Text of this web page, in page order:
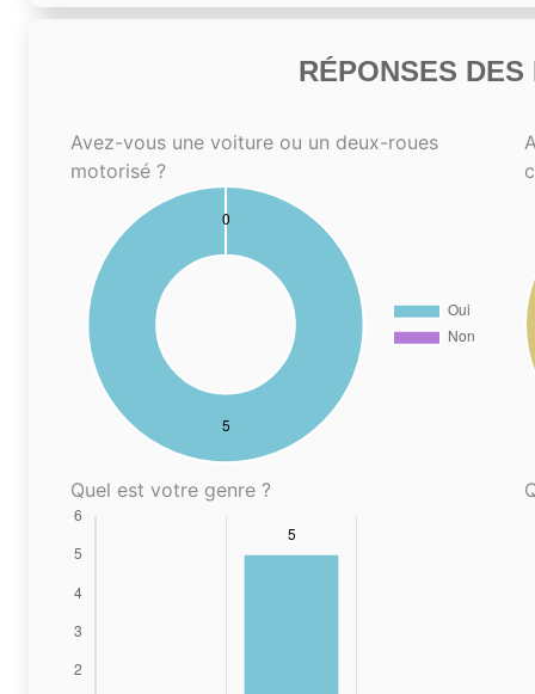
RÉPONSES
Avez-vous une voiture ou un deux-roues
motorisé ?
Quel est votre genre ?